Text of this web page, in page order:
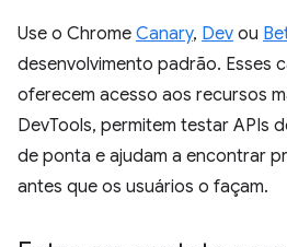
Use o Chrome Canary, Dev ou
desenvolvimento padrão. Esses
oferecem acesso aos recursos
DevTools, permitem testar APIs
de ponta e ajudam a encontrar
antes que os usuários o façam.